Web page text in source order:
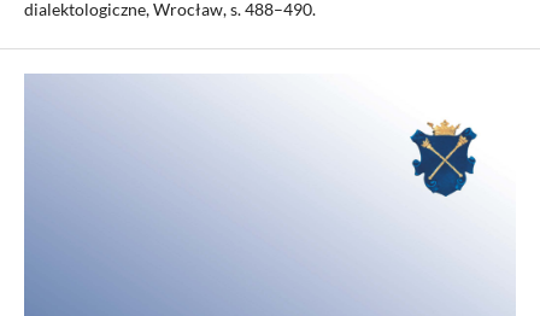
dialektologiczne, Wrocław, s. 488–490.